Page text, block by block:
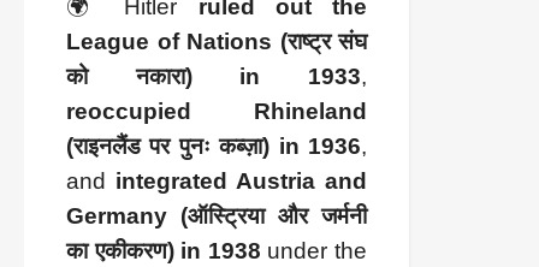
🌍 Hitler ruled out the
League of Nations (राष्ट्र संघ
को नकारा) in 1933,
reoccupied Rhineland
(राइनलैंड पर पुनः कब्ज़ा) in 1936,
and integrated Austria and
Germany (ऑस्ट्रिया और जर्मनी
का एकीकरण) in 1938 under the